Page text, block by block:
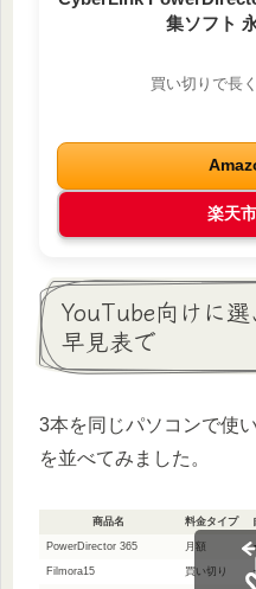
集ソフト
買い切りで長
楽天
YouTube向けに
早見表で
3本を同じパソコンで使
を並べてみました。
商品名 料金タイプ
PowerDirector 365 月額
Filmora15 買い切り